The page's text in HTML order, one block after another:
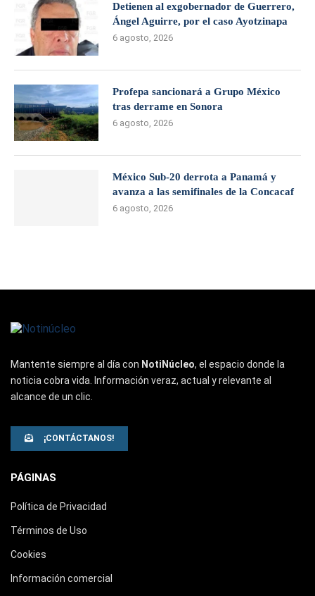
Detienen al exgobernador de Guerrero,
Ángel Aguirre, por el caso Ayotzinapa
6 agosto, 2026
Profepa sancionará a Grupo México
tras derrame en Sonora
6 agosto, 2026
México Sub-20 derrota a Panamá y
avanza a las semifinales de la Concacaf
6 agosto, 2026
Mantente siempre al día con NotiNúcleo, el espacio donde la
noticia cobra vida. Información veraz, actual y relevante al
alcance de un clic.
¡CONTÁCTANOS!
PÁGINAS
Política de Privacidad
Términos de Uso
Cookies
Información comercial